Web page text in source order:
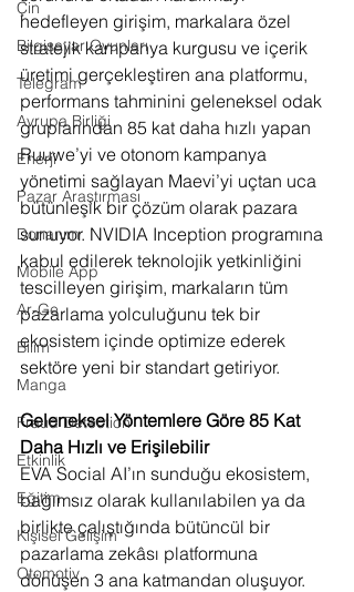
Çin
Bilgisayar Oyunları
Telegram
Avrupa Birliği
Enerji
Pazar Araştırması
Donanım
Mobile App
Ar-Ge
Bilim
Manga
Fraud Detection
Etkinlik
Eğitim
Kişisel Gelişim
Otomotiv
hedefleyen girişim, markalara özel
stratejik kampanya kurgusu ve içerik
üretimi gerçekleştiren ana platformu,
performans tahminini geleneksel odak
gruplarından 85 kat daha hızlı yapan
Ruuwe’yi ve otonom kampanya
yönetimi sağlayan Maevi’yi uçtan uca
bütünleşik bir çözüm olarak pazara
sunuyor. NVIDIA Inception programına
kabul edilerek teknolojik yetkinliğini
tescilleyen girişim, markaların tüm
pazarlama yolculuğunu tek bir
ekosistem içinde optimize ederek
sektöre yeni bir standart getiriyor.
Geleneksel Yöntemlere Göre 85 Kat
Daha Hızlı ve Erişilebilir
EVA Social AI’ın sunduğu ekosistem,
bağımsız olarak kullanılabilen ya da
birlikte çalıştığında bütüncül bir
pazarlama zekâsı platformuna
dönüşen 3 ana katmandan oluşuyor.